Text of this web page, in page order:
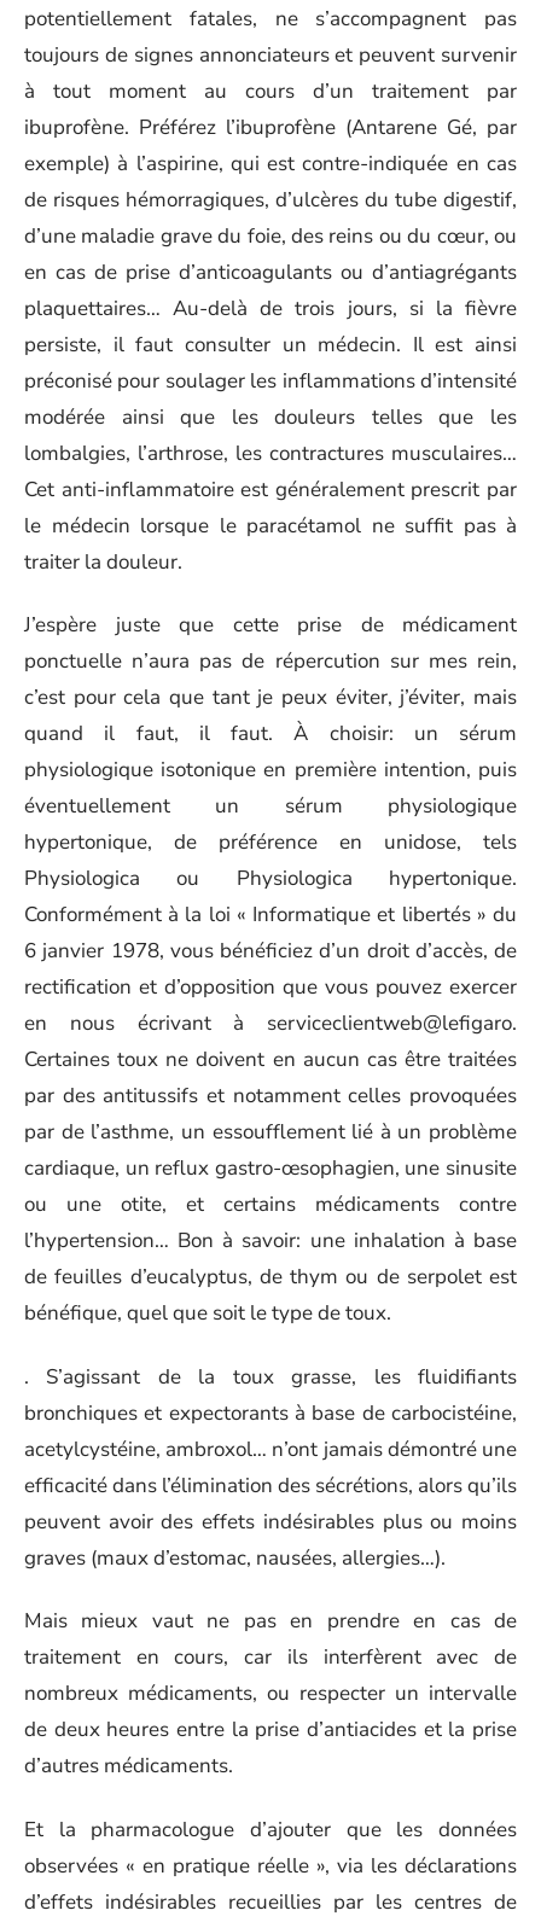
potentiellement fatales, ne s’accompagnent pas
toujours de signes annonciateurs et peuvent survenir
à tout moment au cours d’un traitement par
ibuprofène. Préférez l’ibuprofène (Antarene Gé, par
exemple) à l’aspirine, qui est contre-indiquée en cas
de risques hémorragiques, d’ulcères du tube digestif,
d’une maladie grave du foie, des reins ou du cœur, ou
en cas de prise d’anticoagulants ou d’antiagrégants
plaquettaires… Au-delà de trois jours, si la fièvre
persiste, il faut consulter un médecin. Il est ainsi
préconisé pour soulager les inflammations d’intensité
modérée ainsi que les douleurs telles que les
lombalgies, l’arthrose, les contractures musculaires…
Cet anti-inflammatoire est généralement prescrit par
le médecin lorsque le paracétamol ne suffit pas à
traiter la douleur.
J’espère juste que cette prise de médicament
ponctuelle n’aura pas de répercution sur mes rein,
c’est pour cela que tant je peux éviter, j’éviter, mais
quand il faut, il faut. À choisir: un sérum
physiologique isotonique en première intention, puis
éventuellement un sérum physiologique
hypertonique, de préférence en unidose, tels
Physiologica ou Physiologica hypertonique.
Conformément à la loi « Informatique et libertés » du
6 janvier 1978, vous bénéficiez d’un droit d’accès, de
rectification et d’opposition que vous pouvez exercer
en nous écrivant à serviceclientweb@lefigaro.
Certaines toux ne doivent en aucun cas être traitées
par des antitussifs et notamment celles provoquées
par de l’asthme, un essoufflement lié à un problème
cardiaque, un reflux gastro-œsophagien, une sinusite
ou une otite, et certains médicaments contre
l’hypertension… Bon à savoir: une inhalation à base
de feuilles d’eucalyptus, de thym ou de serpolet est
bénéfique, quel que soit le type de toux.
. S’agissant de la toux grasse, les fluidifiants
bronchiques et expectorants à base de carbocistéine,
acetylcystéine, ambroxol… n’ont jamais démontré une
efficacité dans l’élimination des sécrétions, alors qu’ils
peuvent avoir des effets indésirables plus ou moins
graves (maux d’estomac, nausées, allergies…).
Mais mieux vaut ne pas en prendre en cas de
traitement en cours, car ils interfèrent avec de
nombreux médicaments, ou respecter un intervalle
de deux heures entre la prise d’antiacides et la prise
d’autres médicaments.
Et la pharmacologue d’ajouter que les données
observées « en pratique réelle », via les déclarations
d’effets indésirables recueillies par les centres de